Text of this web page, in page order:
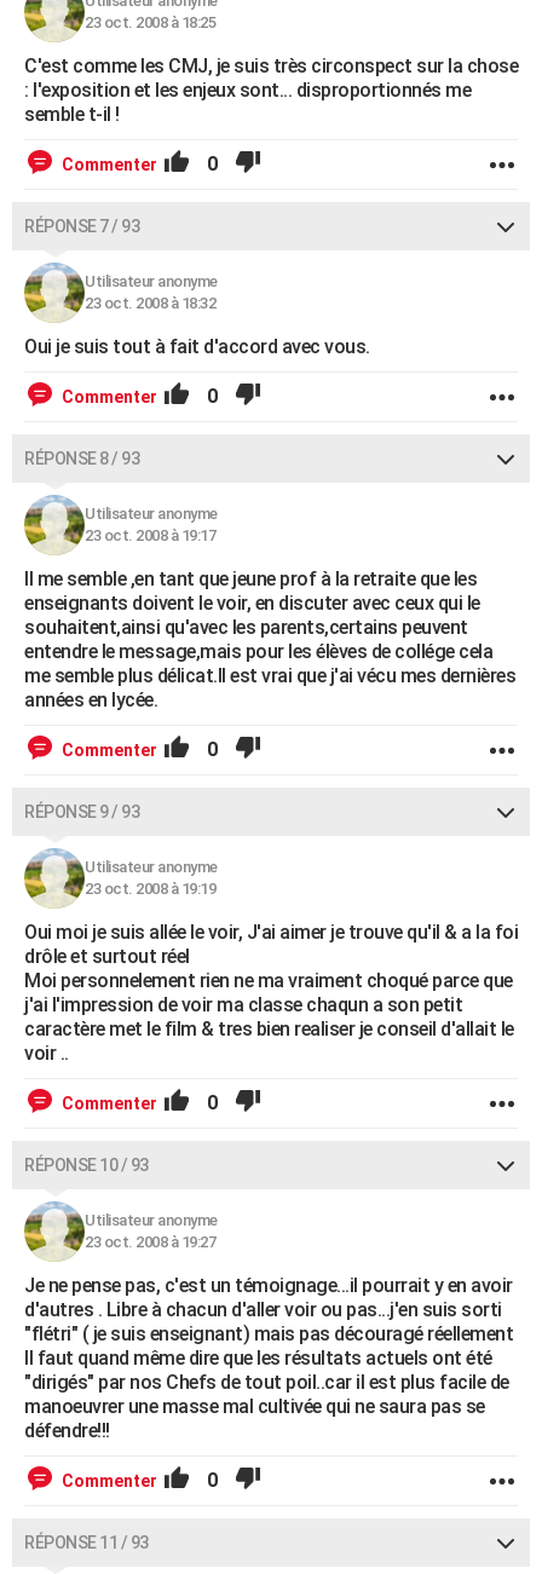
23 oct. 2008 à 18:25
C'est comme les CMJ, je suis très circonspect sur la chose
: l'exposition et les enjeux sont... disproportionnés me
semble t-il !
Commenter 0
RÉPONSE 7 / 93
Utilisateur anonyme
23 oct. 2008 à 18:32
Oui je suis tout à fait d'accord avec vous.
Commenter 0
RÉPONSE 8 / 93
Utilisateur anonyme
23 oct. 2008 à 19:17
Il me semble ,en tant que jeune prof à la retraite que les
enseignants doivent le voir, en discuter avec ceux qui le
souhaitent,ainsi qu'avec les parents,certains peuvent
entendre le message,mais pour les élèves de collége cela
me semble plus délicat.Il est vrai que j'ai vécu mes dernières
années en lycée.
Commenter 0
RÉPONSE 9 / 93
Utilisateur anonyme
23 oct. 2008 à 19:19
Oui moi je suis allée le voir, J'ai aimer je trouve qu'il & a la foi
drôle et surtout réel
Moi personnelement rien ne ma vraiment choqué parce que
j'ai l'impression de voir ma classe chaqun a son petit
caractère met le film & tres bien realiser je conseil d'allait le
voir ..
Commenter 0
RÉPONSE 10 / 93
Utilisateur anonyme
23 oct. 2008 à 19:27
Je ne pense pas, c'est un témoignage...il pourrait y en avoir
d'autres . Libre à chacun d'aller voir ou pas...j'en suis sorti
"flétri" ( je suis enseignant) mais pas découragé réellement
Il faut quand même dire que les résultats actuels ont été
"dirigés" par nos Chefs de tout poil..car il est plus facile de
manoeuvrer une masse mal cultivée qui ne saura pas se
défendre!!!
Commenter 0
RÉPONSE 11 / 93